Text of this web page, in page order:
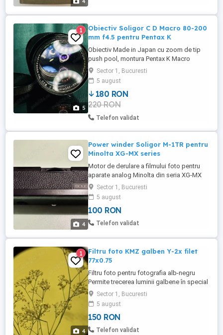
5
1
Obiectiv Soligor C D Macro 80-200
mm f4.5 pentru Pentax K
Obiectiv Made in Japan cu zoom de tip
push pool, montura Pentax K Macro
(close-up) cu factor de mărire 1:3
Functional, are ceva praf în lentilele
frontale care nu ar trebui sa afecteze
imaginea Se poate monta pe aparate
mirrorless digital cu adaptorul potrivit
capace fata spate Estetic 8 10 Functional
...
Sector 1, Bucuresti
5 august
180 RON
220 RON
Telefon validat
4
Power winder Soligor M-1TR pentru
Minolta XG-MX series
Motor de derulare a filmului foto pentru
aparate analog Minolta din seria XG-MX
Foloseste 4 baterii sau acumulatori tip AA
Estetic 9 10 Functional 10 10 Testare și
livrare în București
Sector 1, Bucuresti
5 august
100 RON
Telefon validat
4
1
Filtru foto KMZ galben Y-2x filet
77x0.75
Filtru foto pentru fotografia alb-negru
Permite trecerea luminii galbene în special
și similare și blochează complementara
(albastru) pentru un plus de contrast (cer
închis) și scoaterea norilor în evidență
filtru 77 mm perfect estetic si functional
Sector 1, Bucuresti
5 august
150 RON
Telefon validat